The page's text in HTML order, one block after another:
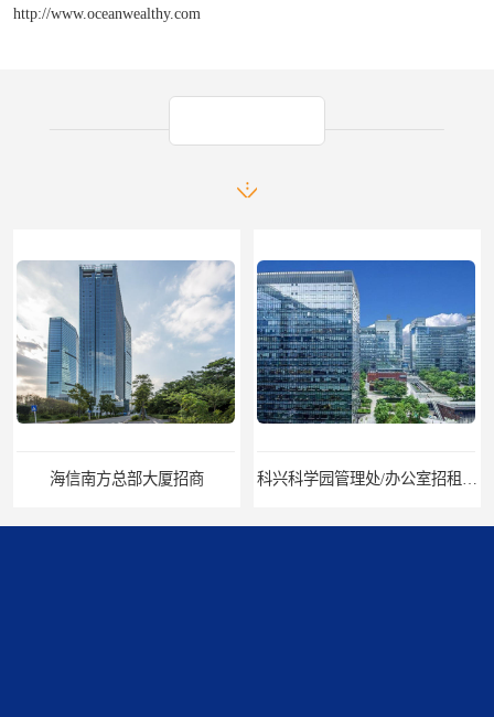
http://www.oceanwealthy.com
海信南方总部大厦招商